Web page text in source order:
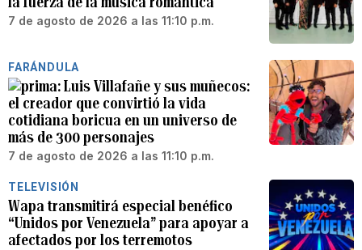
7 de agosto de 2026 a las 11:10 p.m.
FARÁNDULA
Luis Villafañe y sus muñecos:
el creador que convirtió la vida
cotidiana boricua en un universo de
más de 300 personajes
7 de agosto de 2026 a las 11:10 p.m.
TELEVISIÓN
Wapa transmitirá especial benéfico
“Unidos por Venezuela” para apoyar a
afectados por los terremotos